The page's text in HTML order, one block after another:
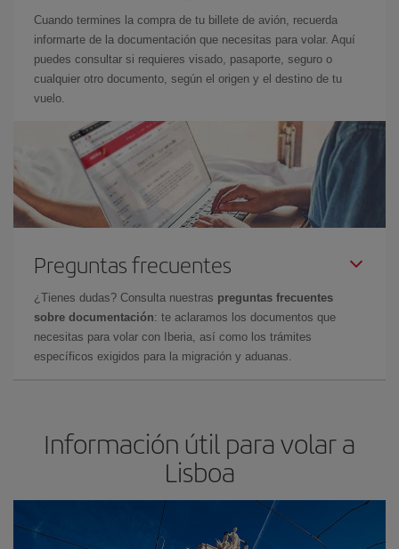
Cuando termines la compra de tu billete de avión, recuerda
informarte de la documentación que necesitas para volar. Aquí
puedes consultar si requieres visado, pasaporte, seguro o
cualquier otro documento, según el origen y el destino de tu
vuelo.
Preguntas frecuentes
¿Tienes dudas? Consulta nuestras preguntas frecuentes
sobre documentación: te aclaramos los documentos que
necesitas para volar con Iberia, así como los trámites
específicos exigidos para la migración y aduanas.
Información útil para volar a
Lisboa